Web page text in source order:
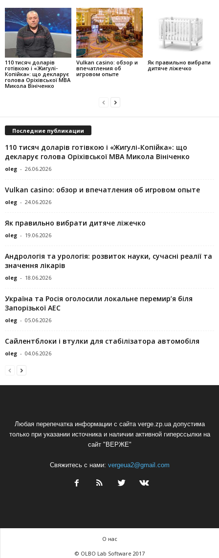
110 тисяч доларів
готівкою і «Жигулі-
Копійка»: що декларує
голова Оріхівської МВА
Микола Вініченко
Vulkan casino: обзор и
впечатления об
игровом опыте
Як правильно вибрати
дитяче ліжечко
Последние публикации
110 тисяч доларів готівкою і «Жигулі-Копійка»: що
декларує голова Оріхівської МВА Микола Вініченко
oleg - 26.06.2026
Vulkan casino: обзор и впечатления об игровом опыте
oleg - 24.06.2026
Як правильно вибрати дитяче ліжечко
oleg - 19.06.2026
Андрологія та урологія: розвиток науки, сучасні реалії та
значення лікарів
oleg - 18.06.2026
Україна та Росія оголосили локальне перемир’я біля
Запорізької АЕС
oleg - 05.06.2026
Сайлентблоки і втулки для стабілізатора автомобіля
oleg - 04.06.2026
Любая перепечатка информации с сайта verge.zp.ua допустима
только при указании источника и наличии активной гиперссылки на
сайт "ВЕРЖЕ"
Свяжитесь с нами: vergeua2@gmail.com
О нас
© OLBO Lab Software 2017